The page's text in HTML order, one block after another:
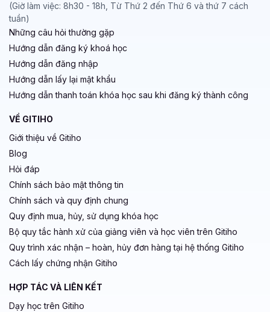
(Giờ làm việc: 8h30 - 18h, Từ Thứ 2 đến Thứ 6 và thứ 7 cách
tuần)
Những câu hỏi thường gặp
Hướng dẫn đăng ký khoá học
Hướng dẫn đăng nhập
Hướng dẫn lấy lại mật khẩu
Hướng dẫn thanh toán khóa học sau khi đăng ký thành công
VỀ GITIHO
Giới thiệu về Gitiho
Blog
Hỏi đáp
Chính sách bảo mật thông tin
Chính sách và quy định chung
Quy định mua, hủy, sử dụng khóa học
Bộ quy tắc hành xử của giảng viên và học viên trên Gitiho
Quy trình xác nhận – hoàn, hủy đơn hàng tại hệ thống Gitiho
Cách lấy chứng nhận Gitiho
HỢP TÁC VÀ LIÊN KẾT
Dạy học trên Gitiho